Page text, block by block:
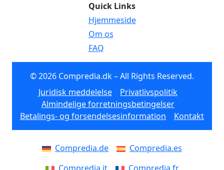
Quick Links
Hjemmeside
Om os
FAQ
© 2026 Compredia.dk – All Rights Reserved.
Juridisk meddelelse
Privatlivspolitik
Almindelige forretningsbetingelser
Betalings- og forsendelsesinformation
Kontakt
Compredia.de
Compredia.es